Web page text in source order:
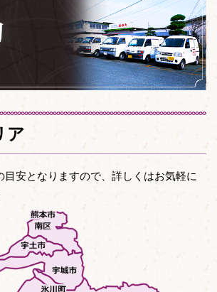
ア
目安となりますので、詳しくはお気軽に